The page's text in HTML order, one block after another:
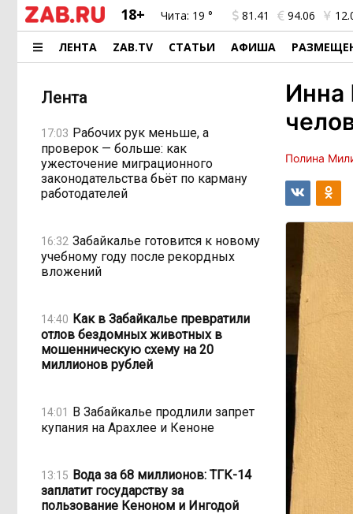
18+ Чита: 19 ° 81.41 94.06
ЛЕНТА ZAB.TV СТАТЬИ АФИША
Лента
17:03 Рабочих рук меньше, а
проверок — больше: как
ужесточение миграционного
законодательства бьёт по карману
работодателей
16:32 Забайкалье готовится к новому
учебному году после рекордных
вложений
14:40 Как в Забайкалье превратили
отлов бездомных животных в
мошенническую схему на 20
миллионов рублей
14:01 В Забайкалье продлили запрет
купания на Арахлее и Кеноне
13:15 Вода за 68 миллионов: ТГК-14
заплатит государству за
пользование Кеноном и Ингодой
Инна
Полина